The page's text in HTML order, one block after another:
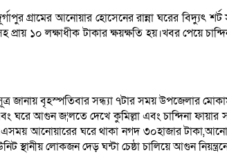
গ্রামের আনোয়ার হোসেনের রান্না ঘরের বিদ্যুৎ
১০ লক্ষাধীক টাকার ক্ষয়ক্ষতি হয়।খবর পেয়ে
জানায় বৃহস্পতিবার সন্ধ্যা ৭টার সময় উপজেলার
ঘরে আগুন জ¦লতে দেখে কুমিল্লা এবং চান্দিনা
আনোয়ারের ঘরে থাকা নগদ ৩০হাজার
স্থানীয় লোকজন দেড় ঘন্টা চেষ্ঠা চালিয়ে আগুন